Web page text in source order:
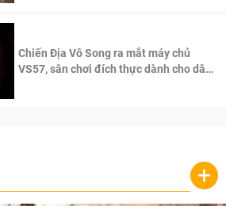
Chiến Địa Vô Song ra mắt máy chủ
VS57, sân chơi đích thực dành cho dân
+